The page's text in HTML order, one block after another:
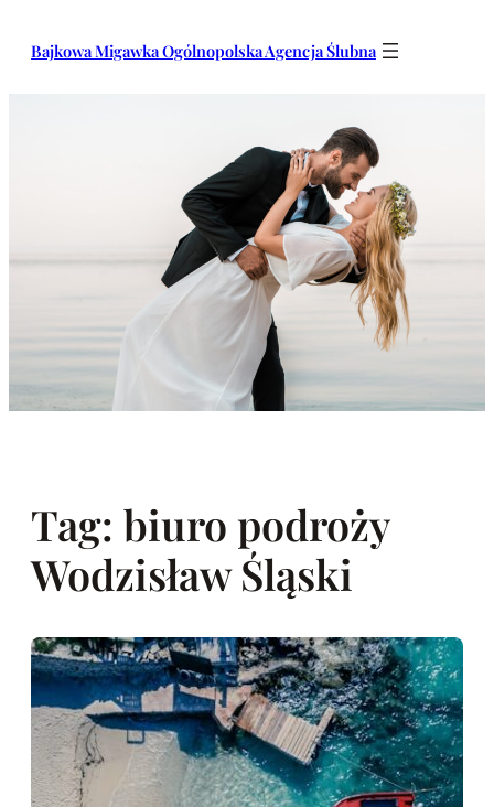
Bajkowa Migawka Ogólnopolska Agencja Ślubna
Tag: biuro podroży
Wodzisław Śląski